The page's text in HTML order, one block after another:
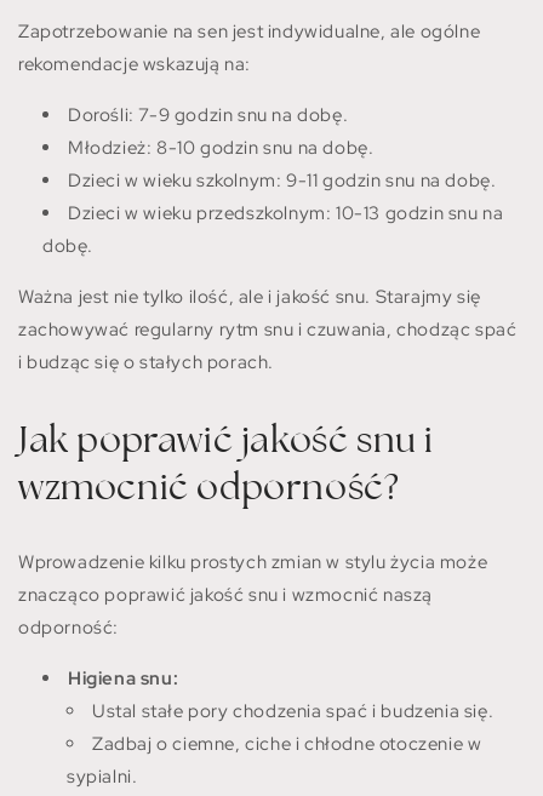
Zapotrzebowanie na sen jest indywidualne, ale ogólne
rekomendacje wskazują na:
Dorośli: 7-9 godzin snu na dobę.
Młodzież: 8-10 godzin snu na dobę.
Dzieci w wieku szkolnym: 9-11 godzin snu na dobę.
Dzieci w wieku przedszkolnym: 10-13 godzin snu na
dobę.
Ważna jest nie tylko ilość, ale i jakość snu. Starajmy się
zachowywać regularny rytm snu i czuwania, chodząc spać
i budząc się o stałych porach.
Jak poprawić jakość snu i
wzmocnić odporność?
Wprowadzenie kilku prostych zmian w stylu życia może
znacząco poprawić jakość snu i wzmocnić naszą
odporność:
Higiena snu:
Ustal stałe pory chodzenia spać i budzenia się.
Zadbaj o ciemne, ciche i chłodne otoczenie w
sypialni.